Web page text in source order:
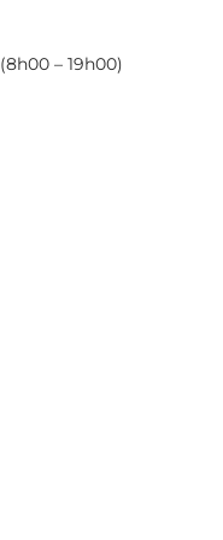
bóng, ít bám bẩn.
các không gian
hoặc spa. Sản
mái và tính thẩm
tắm.
thau mạ crom cao
– 19h00)